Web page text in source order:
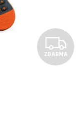
Z
D
ZDARMA